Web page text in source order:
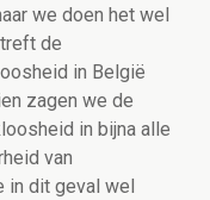
we doen het wel
de
in België
zagen we de
in bijna alle
van
in dit geval wel